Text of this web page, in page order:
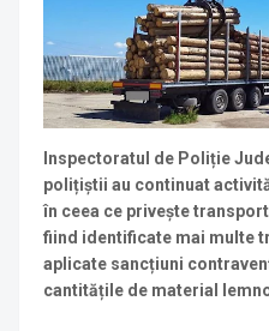
Inspectoratul de Poliție
polițiștii au continuat
în ceea ce privește
fiind identificate mai multe
aplicate sancțiuni
cantitățile de material